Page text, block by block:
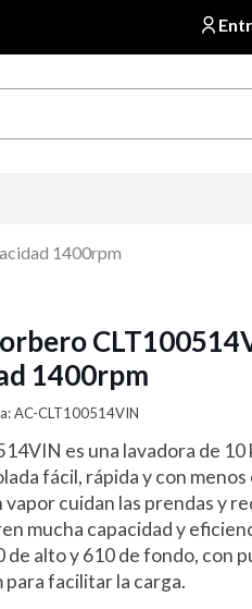
1400rpm
1400rpm
AC-CLT100514VIN
es una lavadora de 10
fácil, rápida y con
cuidan las prendas y
mucha capacidad y
de alto y 610 de fondo, con
para facilitar la carga.